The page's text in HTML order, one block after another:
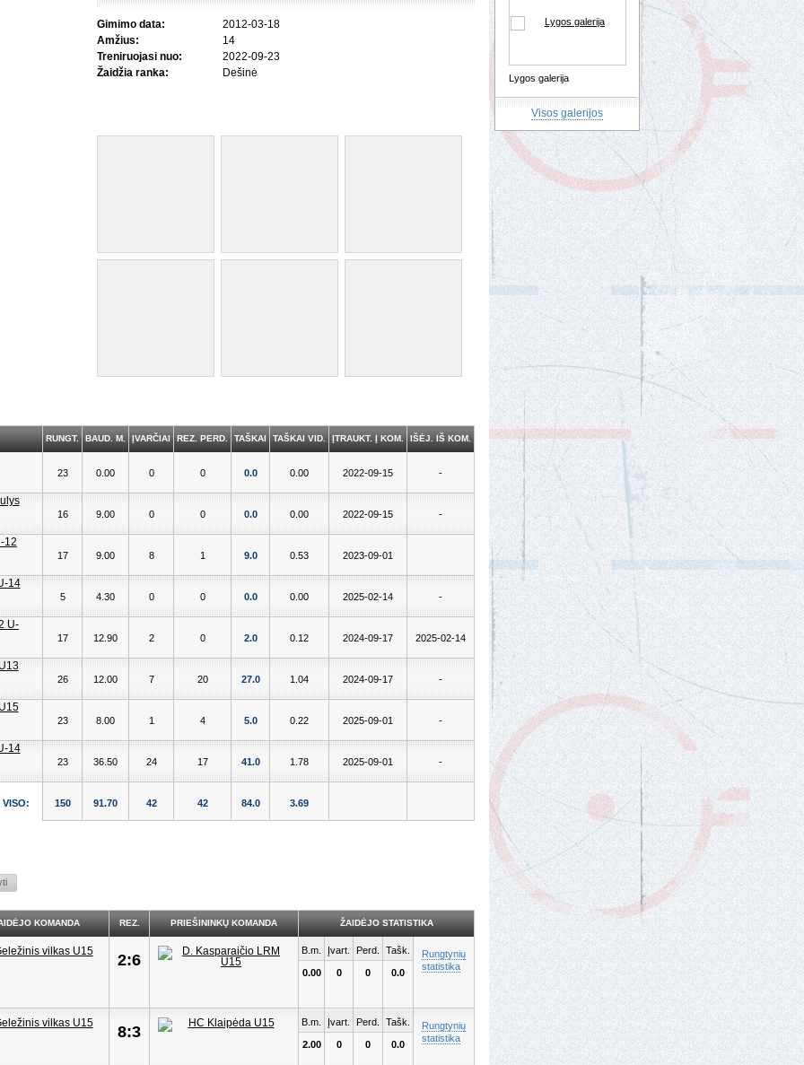
Gimimo data:
2012-03-18
Amžius:
14
Treniruojasi nuo:
2022-09-23
Žaidžia ranka:
Dešinė
RUNGT. BAUD. M. ĮVARČIAI REZ. PERD. TAŠKAI TAŠKAI VID. ĮTRAUKT. Į KOM. IŠĖJ. IŠ KOM.
23 0.00 0 0 0.0 0.00 2022-09-15 -
16 9.00 0 0 0.0 0.00 2022-09-15 -
17 9.00 8 1 9.0 0.53 2023-09-01
5 4.30 0 0 0.0 0.00 2025-02-14 -
17 12.90 2 0 2.0 0.12 2024-09-17 2025-02-14
26 12.00 7 20 27.0 1.04 2024-09-17 -
23 8.00 1 4 5.0 0.22 2025-09-01 -
23 36.50 24 17 41.0 1.78 2025-09-01 -
VISO: 150 91.70 42 42 84.0 3.69
KOMANDA REZ. PRIEŠININKŲ KOMANDA ŽAIDĖJO STATISTIKA
2:6
B.m.
0.00
Įvart.
0
Perd.
0
Tašk.
0.0
Rungtynių
statistika
8:3
B.m.
2.00
Įvart.
0
Perd.
0
Tašk.
0.0
Rungtynių
statistika
Lygos galerija
Visos galerijos